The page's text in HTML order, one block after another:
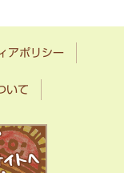
アポリシー
いて